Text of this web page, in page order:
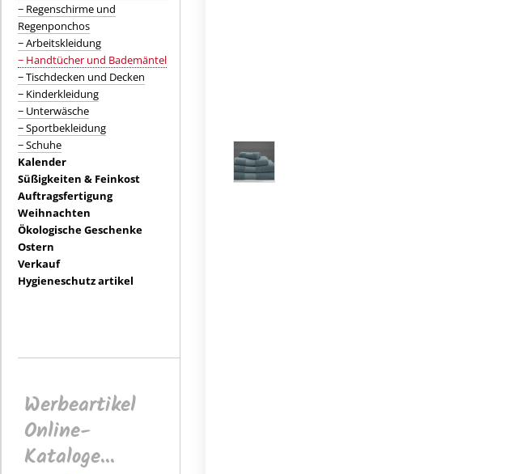
− Regenschirme und
Regenponchos
− Arbeitskleidung
− Handtücher und Bademäntel
− Tischdecken und Decken
− Kinderkleidung
− Unterwäsche
− Sportbekleidung
− Schuhe
Kalender
Süßigkeiten & Feinkost
Auftragsfertigung
Weihnachten
Ökologische Geschenke
Ostern
Verkauf
Hygieneschutz artikel
Werbeartikel
Online-
Kataloge...